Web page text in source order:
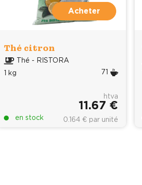
Acheter
Thé citron
Thé - RISTORA
1 kg
71
en stock
htva
11.67 €
0.164 € par unité